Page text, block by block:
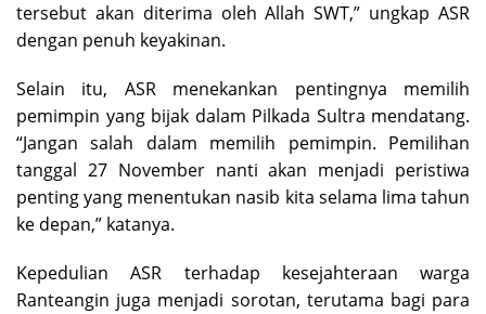
tersebut akan diterima oleh Allah SWT,” ungkap ASR
dengan penuh keyakinan.
Selain itu, ASR menekankan pentingnya memilih
pemimpin yang bijak dalam Pilkada Sultra mendatang.
“Jangan salah dalam memilih pemimpin. Pemilihan
tanggal 27 November nanti akan menjadi peristiwa
penting yang menentukan nasib kita selama lima tahun
ke depan,” katanya.
Kepedulian ASR terhadap kesejahteraan warga
Ranteangin juga menjadi sorotan, terutama bagi para